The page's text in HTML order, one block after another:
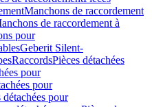
Manchons de raccordement
de raccordement à
pour
Geberit Silent-
RaccordsPièces détachées
pour
pour
détachées pour